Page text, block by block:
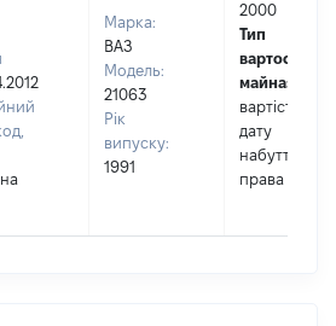
Марка:
ВАЗ
Модель:
21063
Рік
випуску:
1991
2000
Тип
вартості
майна:
вартість на
дату
набуття
права